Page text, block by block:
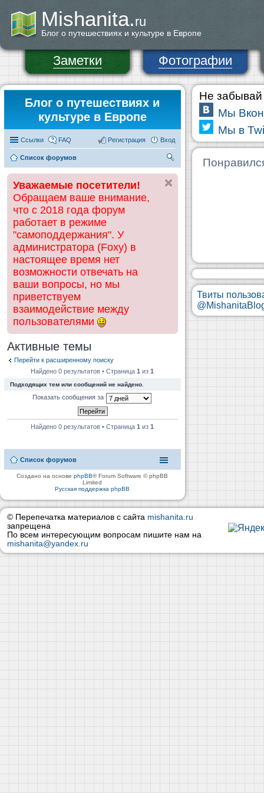
Mishanita.ru
Блог о путешествиях и культуре в Европе
Заметки Фотографии
Блог о путешествиях и
культуре в Европе
Ссылки FAQ Вход
Регистрация
Список форумов
ск
Уважаемые посетители!
Обращаем ваше внимание,
что с 2018 года форум
работает в режиме
"самоподдержания". У
администратора (Foxy) в
настоящее время нет
возможности отвечать на
ваши вопросы, но мы
приветствуем
взаимодействие между
пользователями
Активные темы
Перейти к расширенному поиску
Найдено 0 результатов • Страница1 из1
Подходящих тем или сообщений не найдено.
Показать сообщения за
Найдено 0 результатов • Страница1 из1
Список форумов
Создано на основеphpBB® Forum Software © phpBB
Limited
Русская поддержка phpBB
Не забывай
Мы
Мы в
Твиты
© Перепечатка материалов с сайта mishanita.ru
запрещена
По всем интересующим вопросам пишите нам на
mishanita@yandex.ru